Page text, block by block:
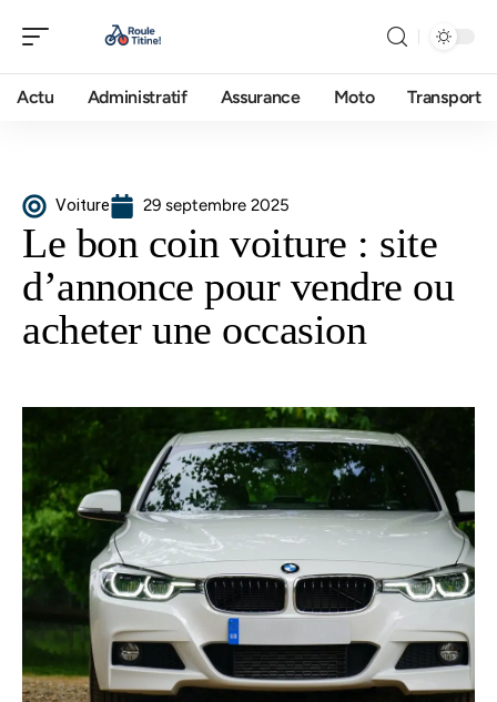
Actu Administratif Assurance Moto Transport
Voiture 29 septembre 2025
Le bon coin voiture : site
d’annonce pour vendre ou
acheter une occasion